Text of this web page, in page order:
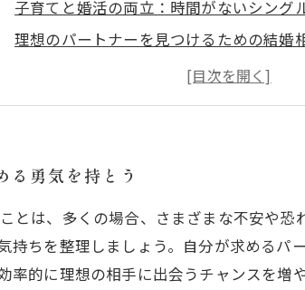
子育てと婚活の両立：時間がないシング
理想のパートナーを見つけるための結婚
実際の体験談から学ぶ：婚活成功の秘訣と
シングルマザーが婚活に成功するための
あなたの幸せが子供を幸せにする：婚活
る勇気を持とう
とは、多くの場合、さまざまな不安や
持ちを整理しましょう。自分が求める
率的に理想の相手に出会うチャンスを